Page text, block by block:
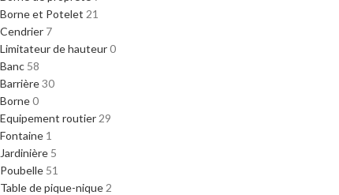
Borne et Potelet 21
Cendrier 7
Limitateur de hauteur0
Banc 58
Barrière30
Borne0
Equipement routier 29
Fontaine 1
Jardinière 5
Poubelle 51
Table de pique-nique 2